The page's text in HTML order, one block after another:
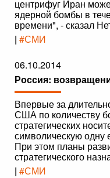
центрифуг Иран
ядерной бомбы в
времени", - сказал
| #СМИ
06.10.2014
Россия:
Впервые за
США по количеству
стратегических
символическую одну
При этом планы
стратегического
| #СМИ